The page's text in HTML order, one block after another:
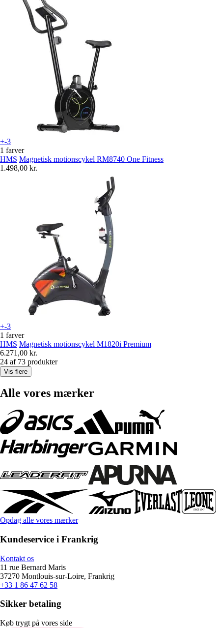
+-3
1 farver
HMS Magnetisk motionscykel RM8740 One Fitness
1.498,00 kr.
+-3
1 farver
HMS Magnetisk motionscykel M1820i Premium
6.271,00 kr.
24 af 73 produkter
Vis flere
Alle vores mærker
Opdag alle vores mærker
Kundeservice i Frankrig
Kontakt os
11 rue Bernard Maris
37270 Montlouis-sur-Loire, Frankrig
+33 1 86 47 62 58
Sikker betaling
Køb trygt på vores side